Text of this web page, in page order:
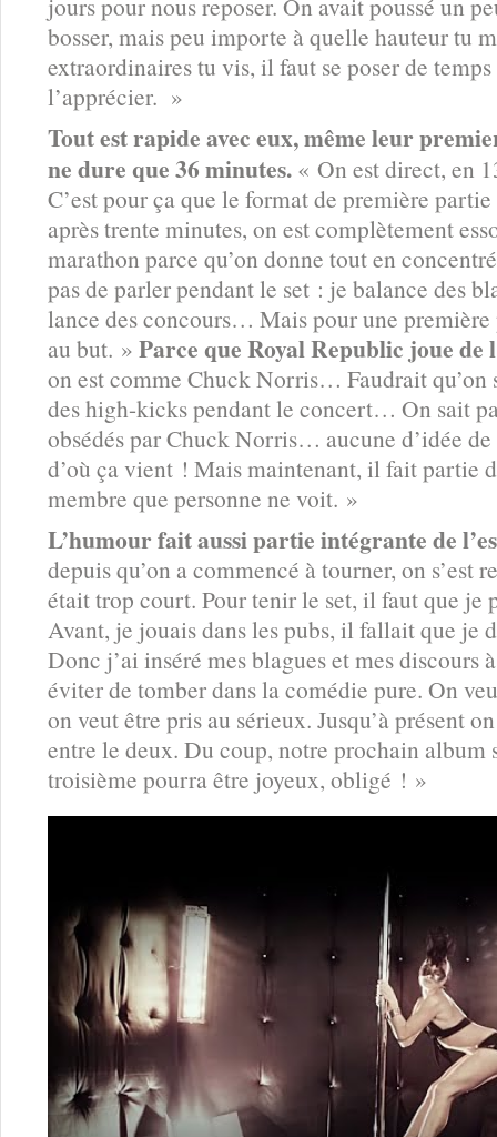
jours pour nous reposer. On avait poussé un
bosser, mais peu importe à quelle hauteur tu
extraordinaires tu vis, il faut se poser de
l’apprécier. »
Tout est rapide avec eux, même leur
ne dure que 36 minutes. « On est direct, en
C’est pour ça que le format de première
après trente minutes, on est complètement
marathon parce qu’on donne tout en
pas de parler pendant le set : je balance des
lance des concours… Mais pour une
au but. » Parce que Royal Republic joue de
on est comme Chuck Norris… Faudrait qu’on
des high-kicks pendant le concert… On sait
obsédés par Chuck Norris… aucune d’idée
d’où ça vient ! Mais maintenant, il fait partie
membre que personne ne voit. »
L’humour fait aussi partie intégrante de
depuis qu’on a commencé à tourner, on s’est
était trop court. Pour tenir le set, il faut que je
Avant, je jouais dans les pubs, il fallait que je
Donc j’ai inséré mes blagues et mes discours
éviter de tomber dans la comédie pure. On
on veut être pris au sérieux. Jusqu’à présent
entre le deux. Du coup, notre prochain album
troisième pourra être joyeux, obligé ! »